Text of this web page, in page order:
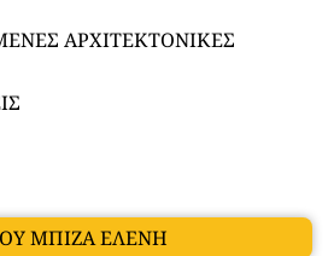
ΑΡΧΙΤΕΚΤΟΝΙΚΕΣ
ΜΠΙΖΑ ΕΛΕΝΗ